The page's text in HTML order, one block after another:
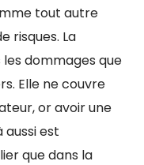
tout autre
risques. La
dommages que
Elle ne couvre
or avoir une
est
que dans la